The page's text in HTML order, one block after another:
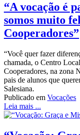
“A vocação é
somos muito
Cooperadores”
“Você quer fazer
chamada, o Centro
Cooperadores, na zona
pais de alunos que
Salesiana.
Publicado em Vocações
Leia mais ...